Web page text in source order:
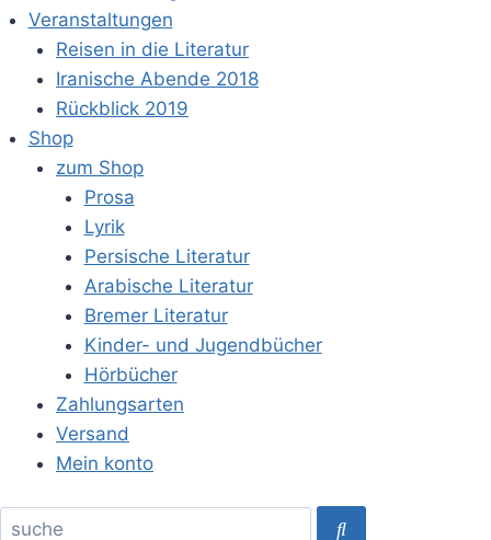
Veranstaltungen
Reisen in die Literatur
Iranische Abende 2018
Rückblick 2019
Shop
zum Shop
Prosa
Lyrik
Persische Literatur
Arabische Literatur
Bremer Literatur
Kinder- und Jugendbücher
Hörbücher
Zahlungsarten
Versand
Mein konto